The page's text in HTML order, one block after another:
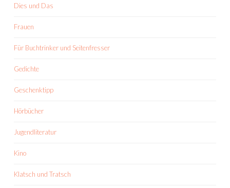
Dies und Das
Frauen
Für Buchtrinker und Seitenfresser
Gedichte
Geschenktipp
Hörbücher
Jugendliteratur
Kino
Klatsch und Tratsch